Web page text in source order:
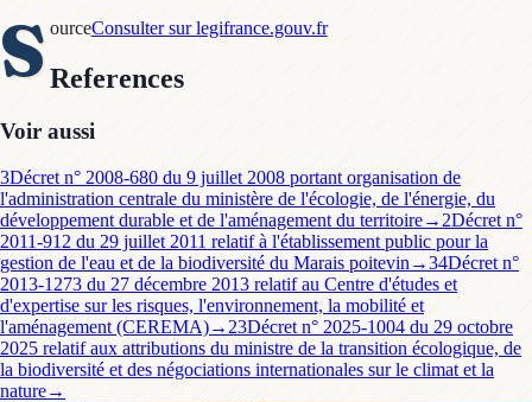
S ourceConsulter sur legifrance.gouv.fr
References
Voir aussi
3Décret n° 2008-680 du 9 juillet 2008 portant organisation de
l'administration centrale du ministère de l'écologie, de l'énergie, du
développement durable et de l'aménagement du territoire→ 2Décret n°
2011-912 du 29 juillet 2011 relatif à l'établissement public pour la
gestion de l'eau et de la biodiversité du Marais poitevin →34Décret n°
2013-1273 du 27 décembre 2013 relatif au Centre d'études et
d'expertise sur les risques, l'environnement, la mobilité et
l'aménagement (CEREMA)→ 23Décret n° 2025-1004 du 29 octobre
2025 relatif aux attributions du ministre de la transition écologique, de
la biodiversité et des négociations internationales sur le climat et la
nature→